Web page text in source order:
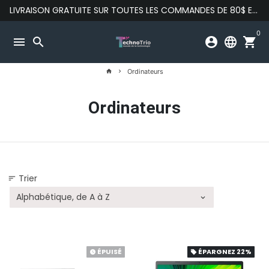
Passer
au
LIVRAISON GRATUITE SUR TOUTES LES COMMANDES DE 80$ ET PLUS
menu search account_circle language shopping_cart
0
home keyboard_arrow_right Ordinateurs
Ordinateurs
sort Trier
watch_later ÉPUISÉ local_offer ÉPARGNEZ 22%